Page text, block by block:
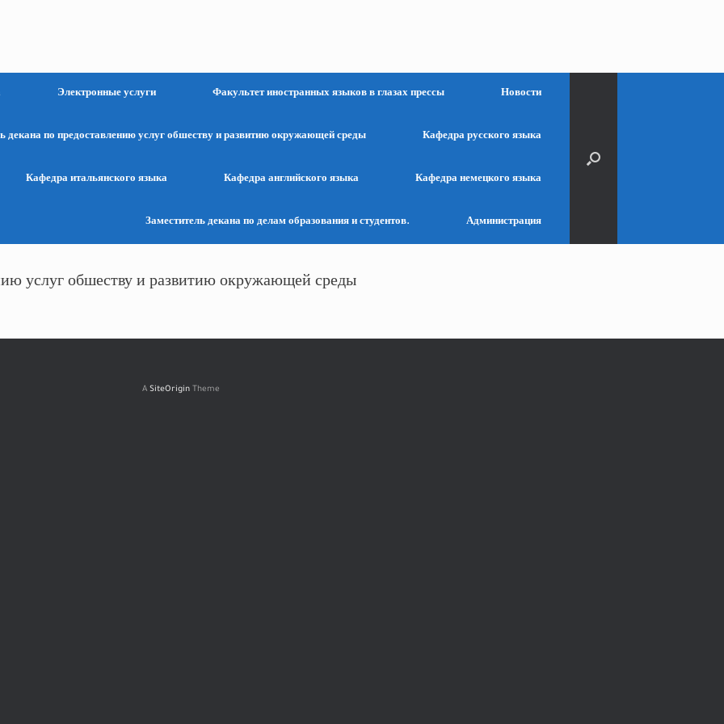
Электронные услуги Факультет иностранных языков в глазах прессы Новости
декана по предоставлению услуг обшеству и развитию окружающей среды Кафедра русского языка
Кафедра итальянского языка Кафедра английского языка Кафедра немецкого языка
Заместитель декана по делам образования и студентов. Администрация
услуг обшеству и развитию окружающей среды
A SiteOrigin Theme